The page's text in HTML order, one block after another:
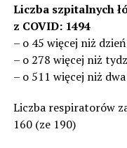
Liczba szpitalnych
z COVID: 1494
– o 45 więcej niż
– o 278 więcej niż
– o 511 więcej niż
Liczba respiratorów
160 (ze 190)